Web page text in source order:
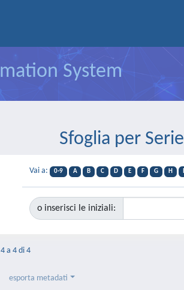
System
Sfoglia per Serie
Vai a: 0-9 A B C D E F G H
o inserisci le iniziali:
a 4 di 4
esporta metadati